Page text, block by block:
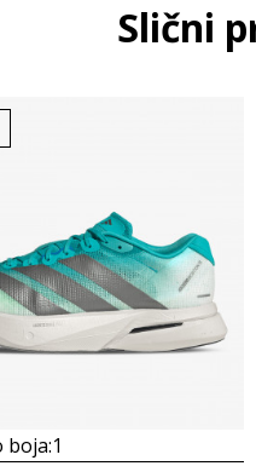
Slični
boja:1